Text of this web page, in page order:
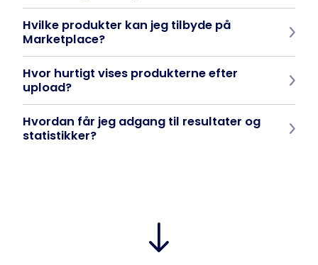
kun i henhold til den valgte model (CPC eller affiliate).
Hvilke produkter kan jeg tilbyde på
Marketplace?
Hvor hurtigt vises produkterne efter
upload?
Hvordan får jeg adgang til resultater og
statistikker?